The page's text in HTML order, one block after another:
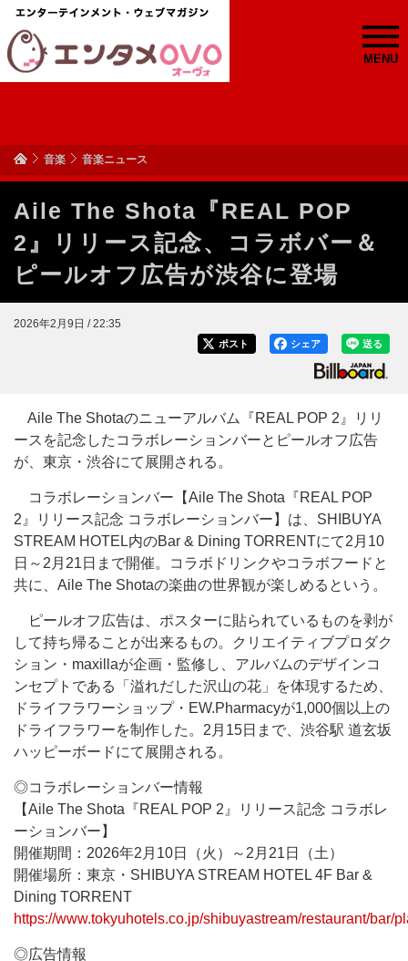
MENU
音楽 音楽ニュース
Aile The Shota『REAL POP
2』リリース記念、コラボバー＆
ピールオフ広告が渋谷に登場
2026年2月9日 / 22:35
送る
シェア
ポスト
Aile The Shotaのニューアルバム『REAL POP 2』リリ
ースを記念したコラボレーションバーとピールオフ広告
が、東京・渋谷にて展開される。
コラボレーションバー【Aile The Shota『REAL POP
2』リリース記念 コラボレーションバー】は、SHIBUYA
STREAM HOTEL内のBar & Dining TORRENTにて2月10
日～2月21日まで開催。コラボドリンクやコラボフードと
共に、Aile The Shotaの楽曲の世界観が楽しめるという。
ピールオフ広告は、ポスターに貼られているものを剥が
して持ち帰ることが出来るもの。クリエイティブプロダク
ション・maxillaが企画・監修し、アルバムのデザインコ
ンセプトである「溢れだした沢山の花」を体現するため、
ドライフラワーショップ・EW.Pharmacyが1,000個以上の
ドライフラワーを制作した。2月15日まで、渋谷駅 道玄坂
ハッピーボードにて展開される。
◎コラボレーションバー情報
【Aile The Shota『REAL POP 2』リリース記念 コラボレ
ーションバー】
開催期間：2026年2月10日（火）～2月21日（土）
開催場所：東京・SHIBUYA STREAM HOTEL 4F Bar &
Dining TORRENT
https://www.tokyuhotels.co.jp/shibuyastream/restaurant/bar/
◎広告情報